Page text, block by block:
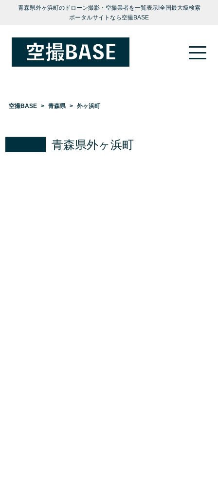
青森県外ヶ浜町のドローン撮影・空撮業者を一覧表示!全国最大級検索
ポータルサイトなら空撮BASE
空撮BASE 青森県 外ヶ浜町
青森県外ヶ浜町